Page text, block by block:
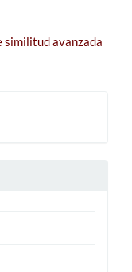
similitud avanzada